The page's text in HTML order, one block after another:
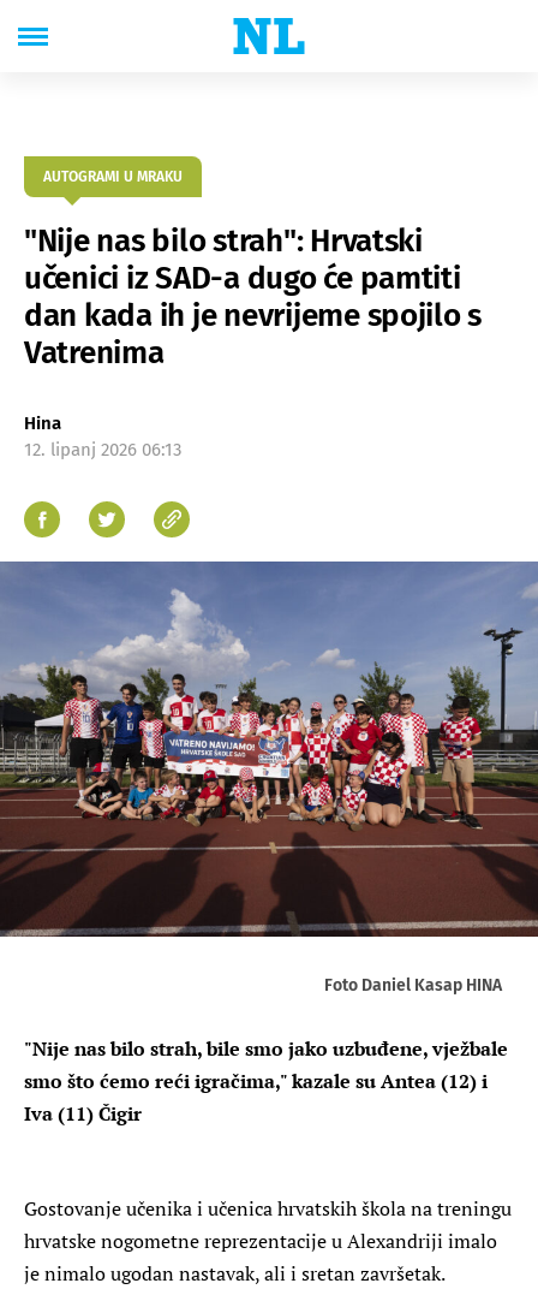
AUTOGRAMI U MRAKU
"Nije nas bilo strah": Hrvatski
učenici iz SAD-a dugo će pamtiti
dan kada ih je nevrijeme spojilo s
Vatrenima
Hina
12. lipanj 2026 06:13
Foto Daniel Kasap HINA
"Nije nas bilo strah, bile smo jako uzbuđene, vježbale
smo što ćemo reći igračima," kazale su Antea (12) i
Iva (11) Čigir
Gostovanje učenika i učenica hrvatskih škola na treningu
hrvatske nogometne reprezentacije u Alexandriji imalo
je nimalo ugodan nastavak, ali i sretan završetak.